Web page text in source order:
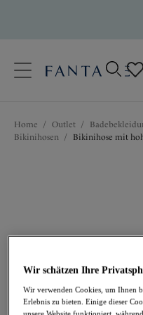
Sprache
Home / Outlet /
Bikinihosen / Bikinihose mit
23,97 € war 39,95 €
Wir schätzen Ihre
Wir verwenden Cookies, um Ihnen
Erlebnis zu bieten. Einige dieser